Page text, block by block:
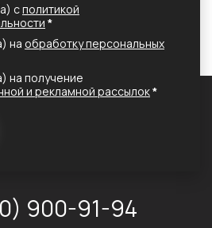
сполитикой
*
на обработку персональных
на получение
и рекламной рассылок*
900-91-94